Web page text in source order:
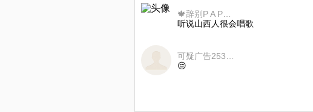
听说山西人很会唱歌
😔